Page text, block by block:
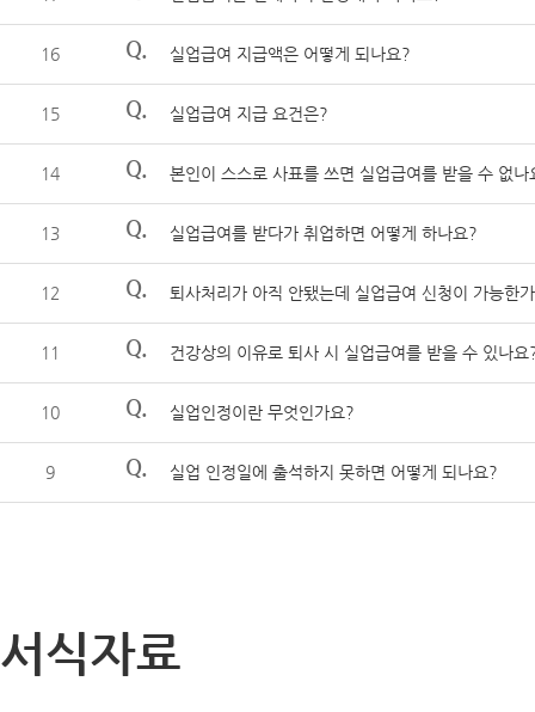
16 Q. 실업급여 지급액은 어떻게 되나요?
15 Q. 실업급여 지급 요건은?
14 Q. 본인이 스스로 사표를 쓰면 실업급여를 받을 수 없나
13 Q. 실업급여를 받다가 취업하면 어떻게 하나요?
12 Q. 퇴사처리가 아직 안됐는데 실업급여 신청이 가능한
11 Q. 건강상의 이유로 퇴사 시 실업급여를 받을 수 있나요
10 Q. 실업인정이란 무엇인가요?
9 Q. 실업 인정일에 출석하지 못하면 어떻게 되나요?
서식자료